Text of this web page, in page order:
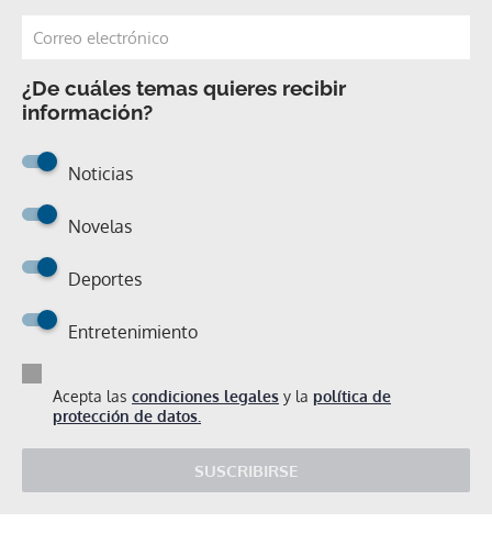
¿De cuáles temas quieres recibir
información?
Noticias
Novelas
Deportes
Entretenimiento
Acepta las condiciones legales y la política de
protección de datos.
SUSCRIBIRSE